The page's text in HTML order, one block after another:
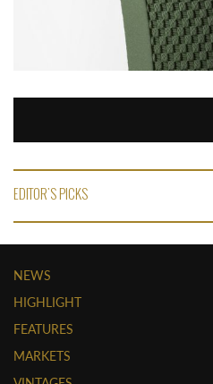
EDITOR'S PICKS
NEWS
HIGHLIGHT
FEATURES
MARKETS